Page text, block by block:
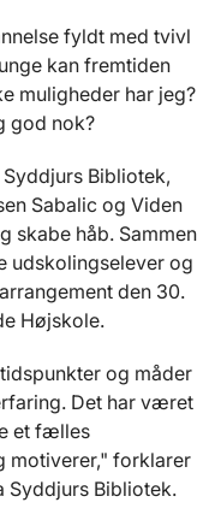
fyldt med tvivl
kan fremtiden
muligheder har jeg?
god nok?
Bibliotek,
Sabalic og Viden
skabe håb. Sammen
udskolingselever og
den 30.
Højskole.
og måder
Det har været
et fælles
motiverer," forklarer
Syddjurs Bibliotek.